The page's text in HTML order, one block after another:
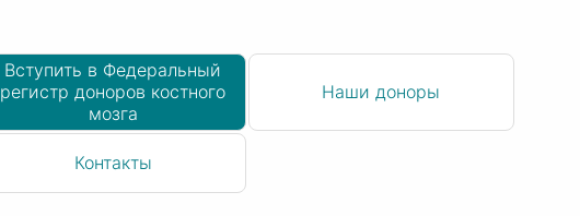
Вступить в Федеральный
регистр доноров костного
мозга
Наши доноры
Контакты